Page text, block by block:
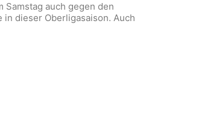
Samstag auch gegen den
dieser Oberligasaison. Auch